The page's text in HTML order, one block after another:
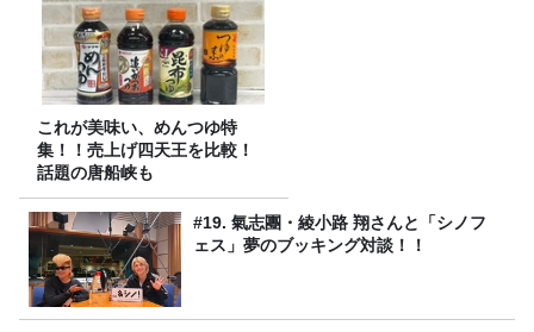
これが美味い、めんつゆ特
集！！売上げ四天王を比較！
話題の唐船峡も
#19. 氣志團・綾小路 翔さんと「シノフ
ェス」夢のブッキング対談！！